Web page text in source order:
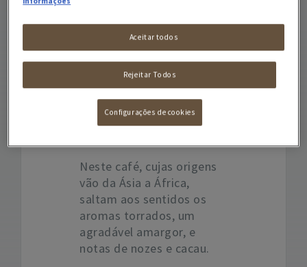
Descubra as cápsulas
Nespresso. Intensidade
extrema para um prazer
extremo. Em cada cápsula
um carácter inconfundível
Neste café, cujas origens
vão da Ásia a África,
saltam aos sentidos os
aromas torrados, um
agradável amargor, e
notas de nozes e cacau.
Rejeitar Todos
Aceitar todos
Configurações de cookies